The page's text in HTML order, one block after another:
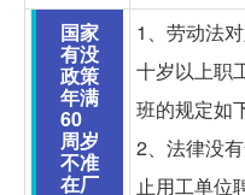
国家
有没
政策
年满
60
周岁
不准
在厂
1、劳动法
十岁以上职
班的规定如
2、法律没
止用工单位